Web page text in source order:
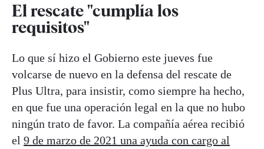
El rescate "cumplía los
requisitos"
Lo que sí hizo el Gobierno este jueves fue
volcarse de nuevo en la defensa del rescate de
Plus Ultra, para insistir, como siempre ha hecho,
en que fue una operación legal en la que no hubo
ningún trato de favor. La compañía aérea recibió
el 9 de marzo de 2021 una ayuda con cargo al